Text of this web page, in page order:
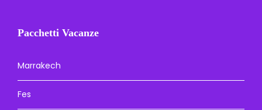
Pacchetti Vacanze
Marrakech
Fes